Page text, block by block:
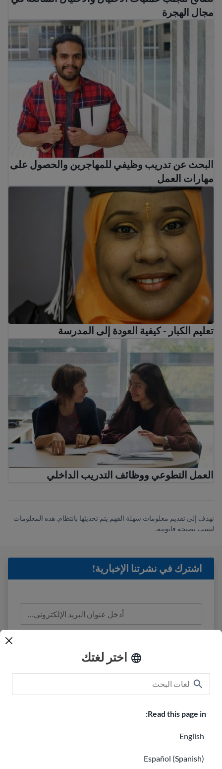
اختر لغتك
Read this page in:
English
Español (Spanish)
مجال الهجرة
البحث عن تدريب وظيفي للمهاجرين والحصول على مهارات
البحث عن تدريب وظيفي للمهاجرين والحصول على
مهارات العمل
تعليم الكبار - كيفية العودة إلى المدرسة
تعليم الكبار - كيفية العودة إلى المدرسة
العمل التطوعي ووظائف التدريب الداخلي
العمل التطوعي ووظائف التدريب الداخلي
نهدف إلى تقديم معلومات سهلة الفهم يتم تحديثها بانتظام. هذه المعلومات
ليست نصيحة قانونية.
اشترك في نشرتنا الإخبارية!